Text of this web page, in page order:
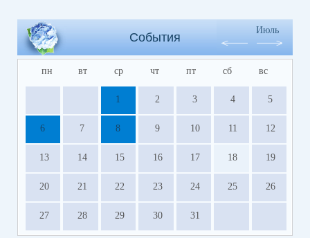
События
Июль
пн вт ср чт пт сб вс
1 2 3 4 5
6 7 8 9 10 11 12
13 14 15 16 17 18 19
20 21 22 23 24 25 26
27 28 29 30 31